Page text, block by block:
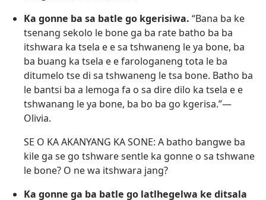
Ka gonne ba sa batle go kgerisiwa. “Bana ba ke
tsenang sekolo le bone ga ba rate batho ba ba
itshwara ka tsela e e sa tshwaneng le ya bone, ba
ba buang ka tsela e e farologaneng tota le ba
ditumelo tse di sa tshwaneng le tsa bone. Batho ba
le bantsi ba a lemoga fa o sa dire dilo ka tsela e e
tshwanang le ya bone, ba bo ba go kgerisa.”​—
Olivia.
SE O KA AKANYANG KA SONE: A batho bangwe ba
kile ga se go tshware sentle ka gonne o sa tshwane
le bone? O ne wa itshwara jang?
Ka gonne ga ba batle go latlhegelwa ke ditsala